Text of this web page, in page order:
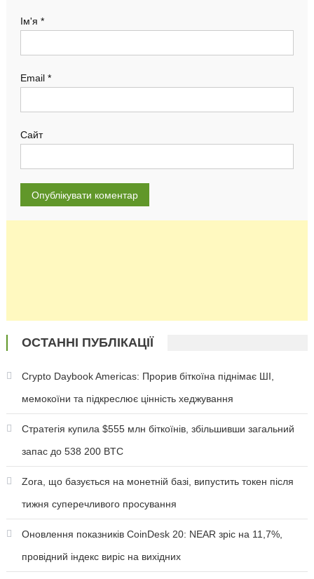
Ім'я *
Email *
Сайт
ОСТАННІ ПУБЛІКАЦІЇ
Crypto Daybook Americas: Прорив біткоїна піднімає ШІ,
мемокоїни та підкреслює цінність хеджування
Стратегія купила $555 млн біткоїнів, збільшивши загальний
запас до 538 200 BTC
Zora, що базується на монетній базі, випустить токен після
тижня суперечливого просування
Оновлення показників CoinDesk 20: NEAR зріс на 11,7%,
провідний індекс виріс на вихідних